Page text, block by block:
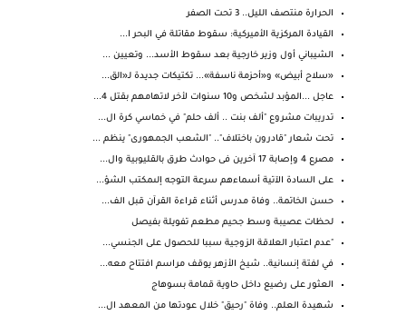
الحرارة منتصف الليل.. 3 تحت الصفر
القيادة المركزية الأميركية: سقوط مقاتلة في البحر ا...
الشيباني أول وزير خارجية بعد سقوط الأسد... وتعيين ...
«سلاح أبيض» و«أحزمة ناسفة»... تكتيكات جديدة لـ«الق...
عاجل ...المؤبد لشخص و10 سنوات لأخر لاتهامهم بقتل 4...
تدريبات مشروع "ألف بنت .. ألف حلم" في خماسي كرة ال...
تحت شعار "قادرون باختلاف".. "الشعب الجمهورى" ينظم ...
مصرع 4 وإصابة 17 آخرين فى حوادث طرق بالقليوبية وال...
على السادة الآتية أسماءهم سرعة التوجه إلىمكتب الشؤ...
حسن الخاتمة.. وفاة مدرس أثناء قراءة القرآن قبل الف...
لحظات عصيبة وسط جحيم مطعم تفويلة بفيصل
"عدم اعتبار العلاقة الزوجية سببا للحصول على الجنسي...
في لفتة إنسانية.. شيخ الأزهر يوقف مراسم افتتاح معه...
العثور على رضيع داخل حاوية قمامة بسوهاج
شهيدة العلم.. وفاة "رحيق" خلال عودتها من المعهد ال...